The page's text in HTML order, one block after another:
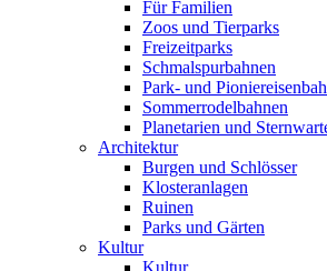
Für Familien
Zoos und Tierparks
Freizeitparks
Schmalspurbahnen
Park- und
Sommerrodelbahnen
Planetarien und
Architektur
Burgen und Schlösser
Klosteranlagen
Ruinen
Parks und Gärten
Kultur
Kultur